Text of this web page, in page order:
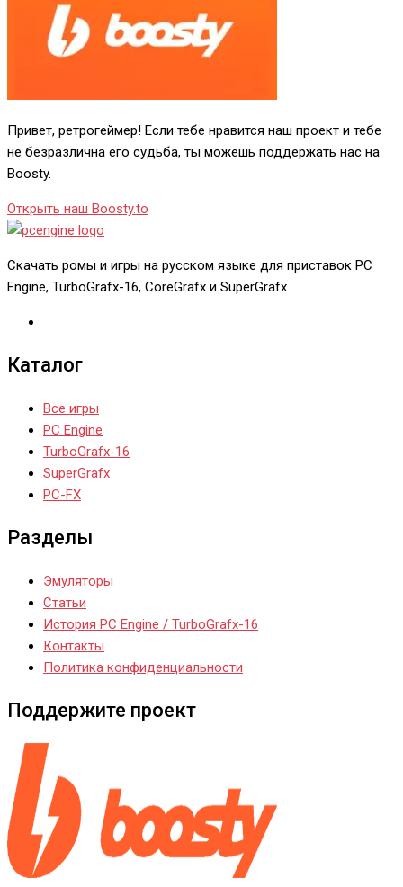
Привет, ретрогеймер! Если тебе нравится наш проект и тебе
не безразлична его судьба, ты можешь поддержать нас на
Boosty.
Открыть наш Boosty.to
Скачать ромы и игры на русском языке для приставок PC
Engine, TurboGrafx-16, CoreGrafx и SuperGrafx.
Каталог
Все игры
PC Engine
TurboGrafx-16
SuperGrafx
PC-FX
Разделы
Эмуляторы
Статьи
История PC Engine / TurboGrafx-16
Контакты
Политика конфиденциальности
Поддержите проект